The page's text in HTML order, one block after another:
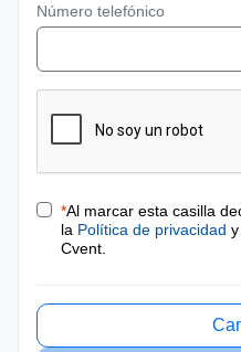
Número telefónico
*Al marcar esta casilla
la Política de privacidad
Cvent.